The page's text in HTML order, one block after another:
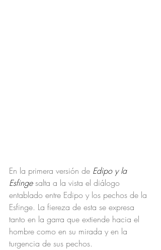
En la primera versión de Edipo y la
Esfinge salta a la vista el diálogo
entablado entre Edipo y los pechos de la
Esfinge. La fiereza de esta se expresa
tanto en la garra que extiende hacia el
hombre como en su mirada y en la
turgencia de sus pechos.